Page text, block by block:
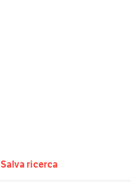
Salva ricerca